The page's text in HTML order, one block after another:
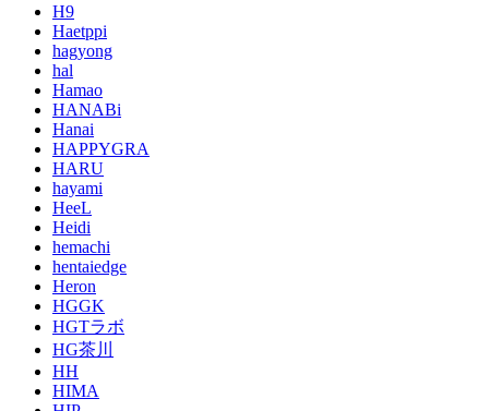
H9
Haetppi
hagyong
hal
Hamao
HANABi
Hanai
HAPPYGRA
HARU
hayami
HeeL
Heidi
hemachi
hentaiedge
Heron
HGGK
HGTラボ
HG茶川
HH
HIMA